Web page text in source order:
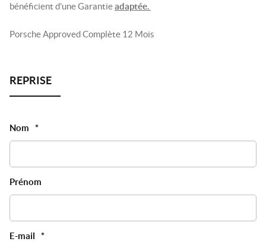
bénéficient d’une Garantieadaptée.
Porsche Approved Complète 12 Mois
Nom *
Prénom
E-mail *